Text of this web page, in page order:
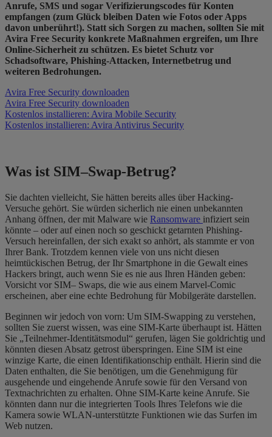
Anrufe, SMS und sogar Verifizierungscodes für Konten
empfangen (zum Glück bleiben Daten wie Fotos oder Apps
davon unberührt!). Statt sich Sorgen zu machen, sollten Sie mit
Avira Free Security​ konkrete Maßnahmen ergreifen, um Ihre
Online-Sicherheit zu schützen. Es bietet Schutz vor
Schadsoftware, Phishing-Attacken, Internetbetrug und
weiteren Bedrohungen.
Avira Free Security downloaden
Avira Free Security downloaden
Kostenlos installieren: Avira Mobile Security
Kostenlos installieren: Avira Antivirus Security
Was ist SIM–Swap-Betrug?
Sie dachten vielleicht, Sie hätten bereits alles über Hacking-
Versuche gehört. Sie würden sicherlich nie einen unbekannten
Anhang öffnen, der mit Malware wie Ransomware infiziert sein
könnte – oder auf einen noch so geschickt getarnten Phishing-
Versuch hereinfallen, der sich exakt so anhört, als stammte er von
Ihrer Bank. Trotzdem kennen viele von uns nicht diesen
heimtückischen Betrug, der Ihr Smartphone in die Gewalt eines
Hackers bringt, auch wenn Sie es nie aus Ihren Händen geben:
Vorsicht vor SIM– Swaps, die wie aus einem Marvel-Comic
erscheinen, aber eine echte Bedrohung für Mobilgeräte darstellen.
Beginnen wir jedoch von vorn: Um SIM-Swapping zu verstehen,
sollten Sie zuerst wissen, was eine SIM-Karte überhaupt ist. Hätten
Sie „Teilnehmer-Identitätsmodul“ gerufen, lägen Sie goldrichtig und
könnten diesen Absatz getrost überspringen. Eine SIM ist eine
winzige Karte, die einen Identifikationschip enthält. Hierin sind die
Daten enthalten, die Sie benötigen, um die Genehmigung für
ausgehende und eingehende Anrufe sowie für den Versand von
Textnachrichten zu erhalten. Ohne SIM-Karte keine Anrufe. Sie
könnten dann nur die integrierten Tools Ihres Telefons wie die
Kamera sowie WLAN-unterstützte Funktionen wie das Surfen im
Web nutzen.